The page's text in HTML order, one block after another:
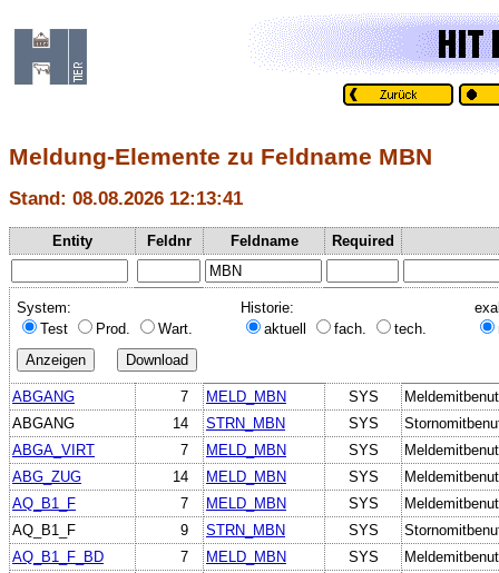
Meldung-Elemente zu Feldname MBN
Stand: 08.08.2026 12:13:41
Entity Feldnr Feldname Required
System:
Test
Prod. Wart.
Historie:
aktuell
fach. tech.
ABGANG 7 MELD_MBN SYS
ABGANG
14 STRN_MBN SYS
ABGA_VIRT
7 MELD_MBN SYS
ABG_ZUG
14 MELD_MBN SYS
AQ_B1_F
7 MELD_MBN SYS
AQ_B1_F
9 STRN_MBN SYS
AQ_B1_F_BD
7 MELD_MBN SYS